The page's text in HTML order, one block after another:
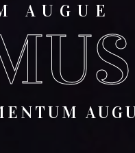
AUGUE